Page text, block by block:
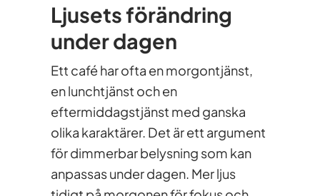
Ljusets förändring
under dagen
Ett café har ofta en morgontjänst,
en lunchtjänst och en
eftermiddagstjänst med ganska
olika karaktärer. Det är ett argument
för dimmerbar belysning som kan
anpassas under dagen. Mer ljus